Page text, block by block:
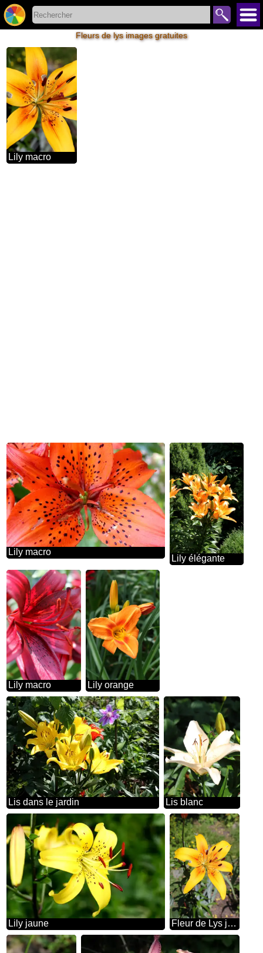
Fleurs de lys images gratuites
Lily macro
Lily macro
Lily élégante
Lily macro Lily orange
Lis dans le jardin Lis blanc
Lily jaune Fleur de Lys jaune